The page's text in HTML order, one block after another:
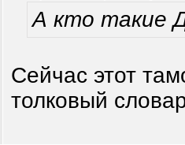
А кто такие
Сейчас этот
толковый